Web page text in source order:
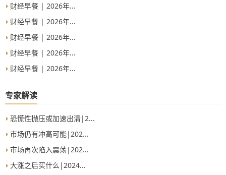
财经早餐 | 2026年...
财经早餐 | 2026年...
财经早餐 | 2026年...
财经早餐 | 2026年...
财经早餐 | 2026年...
专家解读
恐慌性抛压或加速出清|2...
市场仍有冲高可能|202...
市场再次陷入震荡|202...
大涨之后买什么|2024...